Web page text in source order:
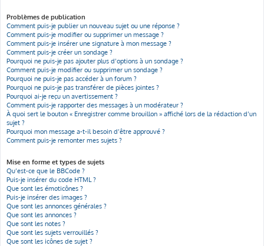
Problèmes de publication
Comment puis-je publier un nouveau sujet ou une réponse ?
Comment puis-je modifier ou supprimer un message ?
Comment puis-je insérer une signature à mon message ?
Comment puis-je créer un sondage ?
Pourquoi ne puis-je pas ajouter plus d’options à un sondage ?
Comment puis-je modifier ou supprimer un sondage ?
Pourquoi ne puis-je pas accéder à un forum ?
Pourquoi ne puis-je pas transférer de pièces jointes ?
Pourquoi ai-je reçu un avertissement ?
Comment puis-je rapporter des messages à un modérateur ?
À quoi sert le bouton « Enregistrer comme brouillon » affiché lors de la rédaction d’un
sujet ?
Pourquoi mon message a-t-il besoin d’être approuvé ?
Comment puis-je remonter mes sujets ?
Mise en forme et types de sujets
Qu’est-ce que le BBCode ?
Puis-je insérer du code HTML ?
Que sont les émoticônes ?
Puis-je insérer des images ?
Que sont les annonces générales ?
Que sont les annonces ?
Que sont les notes ?
Que sont les sujets verrouillés ?
Que sont les icônes de sujet ?